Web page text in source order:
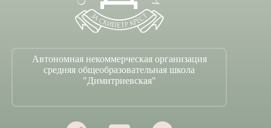
Автономная некоммерческая организация
средняя общеобразовательная школа
"Димитриевская"